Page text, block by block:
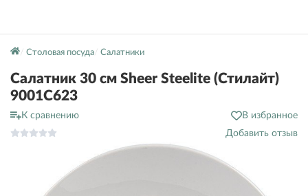
Столовая посуда Салатники
Салатник 30 см Sheer Steelite (Стилайт)
9001C623
К сравнению
В избранное
Добавить отзыв